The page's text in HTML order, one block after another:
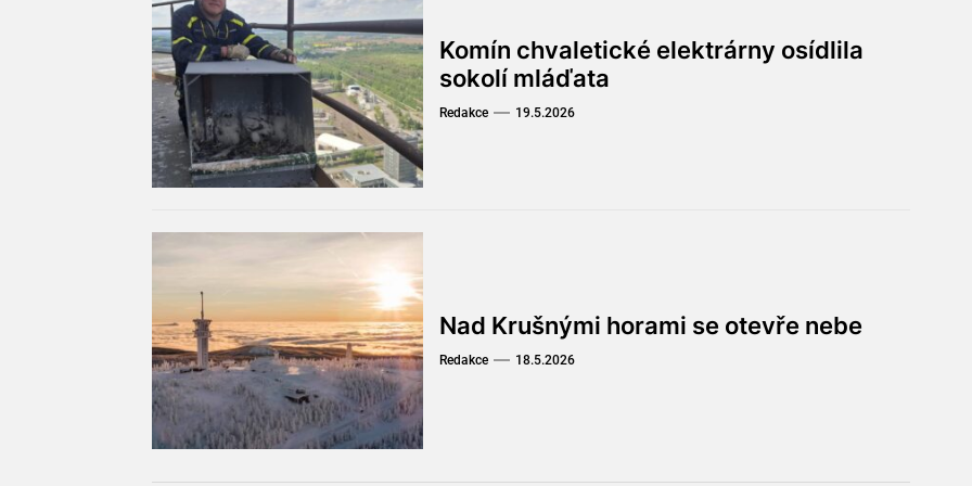
Komín chvaletické elektrárny osídlila
sokolí mláďata
Redakce 19.5.2026
Nad Krušnými horami se otevře nebe
Redakce 18.5.2026